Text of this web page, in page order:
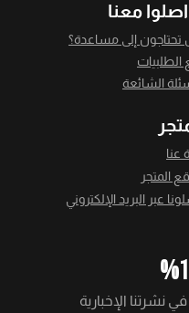
معنا
إلى مساعدة؟
الطلبيات
الشائعة
عنا
المتجر
عبر البريد الإلكتروني